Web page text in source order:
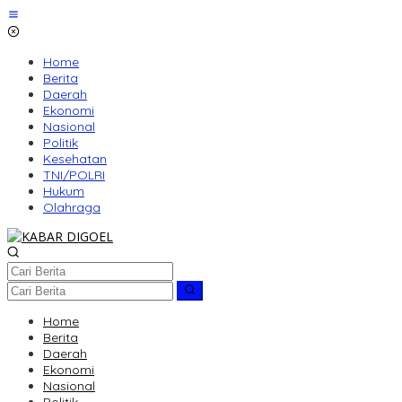
Lewati
ke
Home
Berita
Daerah
Ekonomi
Nasional
Politik
Kesehatan
TNI/POLRI
Hukum
Olahraga
Home
Berita
Daerah
Ekonomi
Nasional